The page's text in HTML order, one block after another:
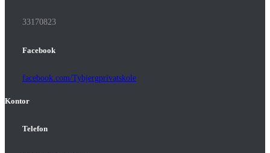
33170823
Facebook
facebook.com/Tybjergprivatskole
Kontor
Telefon